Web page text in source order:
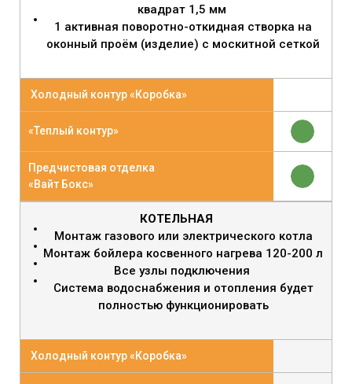
квадрат 1,5 мм
1 активная поворотно-откидная створка на
оконный проём (изделие) с москитной сеткой
Холодный контур «Коробка»
«Теплый контур»
Предчистовая отделка
«Вайт Бокс»
КОТЕЛЬНАЯ
Монтаж газового или электрического котла
Монтаж бойлера косвенного нагрева 120-200 л
Все узлы подключения
Система водоснабжения и отопления будет
полностью функционировать
Холодный контур «Коробка»